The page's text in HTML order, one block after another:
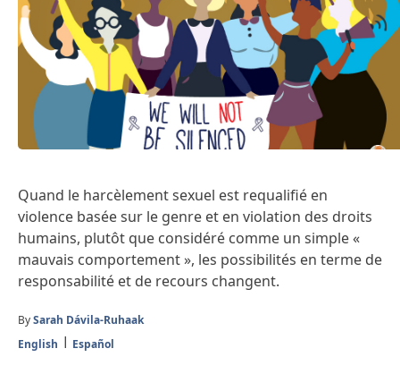
Quand le harcèlement sexuel est requalifié en
violence basée sur le genre et en violation des droits
humains, plutôt que considéré comme un simple «
mauvais comportement », les possibilités en terme de
responsabilité et de recours changent.
BySarah Dávila-Ruhaak
English
Español